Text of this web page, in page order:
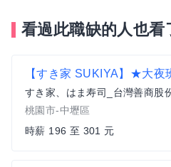
看過此職缺的人也看
すき家、はま寿司_台灣善商股
桃園市-中壢區
時薪 196 至 301 元